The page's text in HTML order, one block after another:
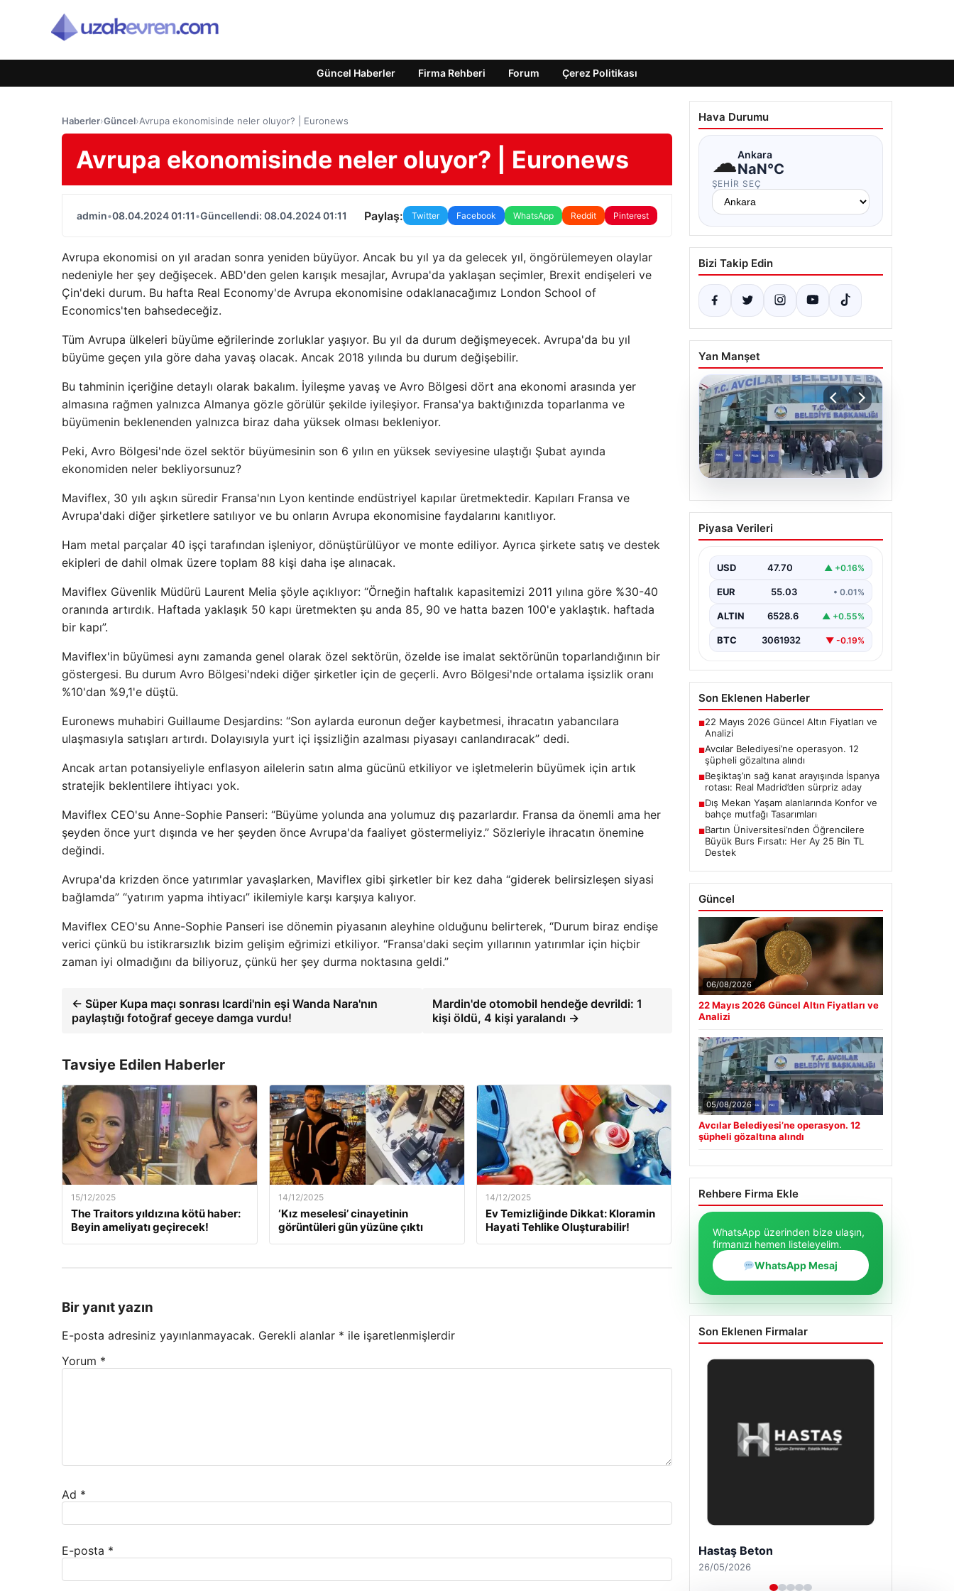
Güncel Haberler Firma Rehberi Forum Çerez Politikası
Haberler›Güncel›Avrupa ekonomisinde neler oluyor? | Euronews
Avrupa ekonomisinde neler oluyor? | Euronews
admin•08.04.2024 01:11•Güncellendi: 08.04.2024 01:11 Paylaş: Twitter Facebook WhatsApp Reddit Pinterest
Avrupa ekonomisi on yıl aradan sonra yeniden büyüyor. Ancak bu yıl ya da gelecek yıl, öngörülemeyen olaylar
nedeniyle her şey değişecek. ABD'den gelen karışık mesajlar, Avrupa'da yaklaşan seçimler, Brexit endişeleri ve
Çin'deki durum. Bu hafta Real Economy'de Avrupa ekonomisine odaklanacağımız London School of
Economics'ten bahsedeceğiz.
Tüm Avrupa ülkeleri büyüme eğrilerinde zorluklar yaşıyor. Bu yıl da durum değişmeyecek. Avrupa'da bu yıl
büyüme geçen yıla göre daha yavaş olacak. Ancak 2018 yılında bu durum değişebilir.
Bu tahminin içeriğine detaylı olarak bakalım. İyileşme yavaş ve Avro Bölgesi dört ana ekonomi arasında yer
almasına rağmen yalnızca Almanya gözle görülür şekilde iyileşiyor. Fransa'ya baktığınızda toparlanma ve
büyümenin beklenenden yalnızca biraz daha yüksek olması bekleniyor.
Peki, Avro Bölgesi'nde özel sektör büyümesinin son 6 yılın en yüksek seviyesine ulaştığı Şubat ayında
ekonomiden neler bekliyorsunuz?
Maviflex, 30 yılı aşkın süredir Fransa'nın Lyon kentinde endüstriyel kapılar üretmektedir. Kapıları Fransa ve
Avrupa'daki diğer şirketlere satılıyor ve bu onların Avrupa ekonomisine faydalarını kanıtlıyor.
Ham metal parçalar 40 işçi tarafından işleniyor, dönüştürülüyor ve monte ediliyor. Ayrıca şirkete satış ve destek
ekipleri de dahil olmak üzere toplam 88 kişi daha işe alınacak.
Maviflex Güvenlik Müdürü Laurent Melia şöyle açıklıyor: “Örneğin haftalık kapasitemizi 2011 yılına göre %30-40
oranında artırdık. Haftada yaklaşık 50 kapı üretmekten şu anda 85, 90 ve hatta bazen 100'e yaklaştık. haftada
bir kapı”.
Maviflex'in büyümesi aynı zamanda genel olarak özel sektörün, özelde ise imalat sektörünün toparlandığının bir
göstergesi. Bu durum Avro Bölgesi'ndeki diğer şirketler için de geçerli. Avro Bölgesi'nde ortalama işsizlik oranı
%10'dan %9,1'e düştü.
Euronews muhabiri Guillaume Desjardins: “Son aylarda euronun değer kaybetmesi, ihracatın yabancılara
ulaşmasıyla satışları artırdı. Dolayısıyla yurt içi işsizliğin azalması piyasayı canlandıracak” dedi.
Ancak artan potansiyeliyle enflasyon ailelerin satın alma gücünü etkiliyor ve işletmelerin büyümek için artık
stratejik beklentilere ihtiyacı yok.
Maviflex CEO'su Anne-Sophie Panseri: “Büyüme yolunda ana yolumuz dış pazarlardır. Fransa da önemli ama her
şeyden önce yurt dışında ve her şeyden önce Avrupa'da faaliyet göstermeliyiz.” Sözleriyle ihracatın önemine
değindi.
Avrupa'da krizden önce yatırımlar yavaşlarken, Maviflex gibi şirketler bir kez daha “giderek belirsizleşen siyasi
bağlamda” “yatırım yapma ihtiyacı” ikilemiyle karşı karşıya kalıyor.
Maviflex CEO'su Anne-Sophie Panseri ise dönemin piyasanın aleyhine olduğunu belirterek, “Durum biraz endişe
verici çünkü bu istikrarsızlık bizim gelişim eğrimizi etkiliyor. “Fransa'daki seçim yıllarının yatırımlar için hiçbir
zaman iyi olmadığını da biliyoruz, çünkü her şey durma noktasına geldi.”
← Süper Kupa maçı sonrası Icardi'nin eşi Wanda Nara'nın
paylaştığı fotoğraf geceye damga vurdu!
Mardin'de otomobil hendeğe devrildi: 1
kişi öldü, 4 kişi yaralandı →
Tavsiye Edilen Haberler
15/12/2025
The Traitors yıldızına kötü haber:
Beyin ameliyatı geçirecek!
14/12/2025
‘Kız meselesi’ cinayetinin
görüntüleri gün yüzüne çıktı
14/12/2025
Ev Temizliğinde Dikkat: Kloramin
Hayati Tehlike Oluşturabilir!
Bir yanıt yazın
E-posta adresiniz yayınlanmayacak. Gerekli alanlar * ile işaretlenmişlerdir
Yorum *
Ad *
E-posta *
Hava Durumu
☁Ankara
NaN°C
ŞEHIR SEÇ
Bizi Takip Edin
Yan Manşet
05.08.2026
Avcılar Belediyesi’ne
operasyon. 12 şüpheli
Piyasa Verileri
USD 47.70 ▲ +0.16%
EUR 55.03 • 0.01%
ALTIN 6528.6 ▲ +0.55%
BTC 3061932 ▼ -0.19%
Son Eklenen Haberler
■22 Mayıs 2026 Güncel Altın Fiyatları ve
Analizi
■Avcılar Belediyesi’ne operasyon. 12
şüpheli gözaltına alındı
■Beşiktaş’ın sağ kanat arayışında İspanya
rotası: Real Madrid’den sürpriz aday
■Dış Mekan Yaşam alanlarında Konfor ve
bahçe mutfağı Tasarımları
■Bartın Üniversitesi’nden Öğrencilere
Büyük Burs Fırsatı: Her Ay 25 Bin TL
Destek
Güncel
06/08/2026
22 Mayıs 2026 Güncel Altın Fiyatları ve
Analizi
05/08/2026
Avcılar Belediyesi’ne operasyon. 12
şüpheli gözaltına alındı
Rehbere Firma Ekle
WhatsApp üzerinden bize ulaşın,
firmanızı hemen listeleyelim.
WhatsApp Mesaj
Son Eklenen Firmalar
Enes Kaplan Avukatlık Bürosu
28/04/2026